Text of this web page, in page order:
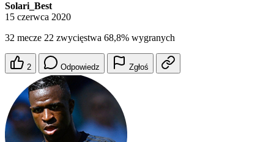
Solari_Best
15 czerwca 2020
32 mecze 22 zwycięstwa 68,8% wygranych
2 Odpowiedz Zgłoś